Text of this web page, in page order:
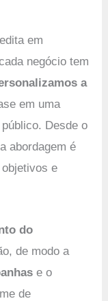
em
negócio tem
a
em uma
Desde o
abordagem é
e
do
de modo a
e o
de